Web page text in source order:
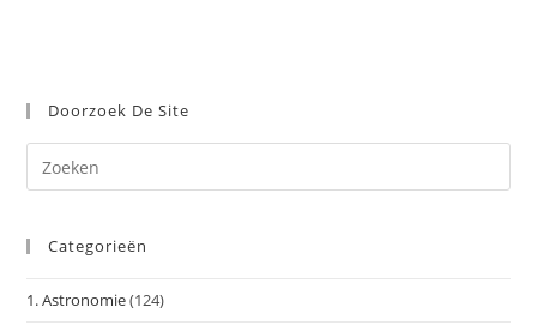
Doorzoek De Site
op
Categorieën
1. Astronomie(124)